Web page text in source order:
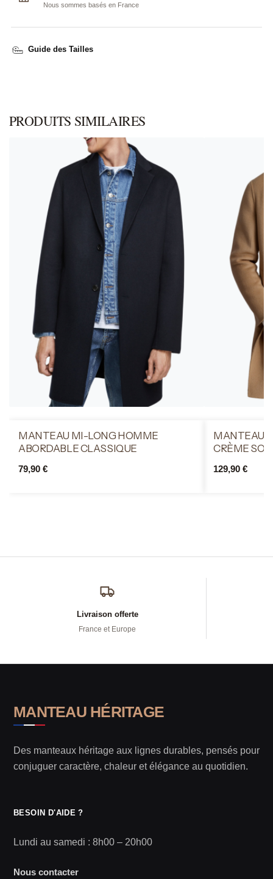
Nous sommes basés en France
Guide des Tailles
PRODUITS SIMILAIRES
MANTEAU MI-LONG HOMME
ABORDABLE CLASSIQUE
79,90 €
MANTEAU
CRÈME
129,90 €
Livraison offerte
France et Europe
MANTEAU HÉRITAGE
Des manteaux héritage aux lignes durables, pensés pour
conjuguer caractère, chaleur et élégance au quotidien.
BESOIN D'AIDE ?
Lundi au samedi : 8h00 – 20h00
Nous contacter